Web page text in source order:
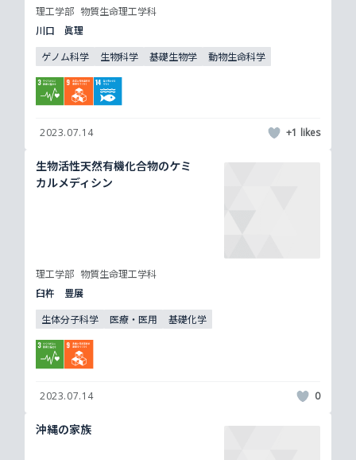
理工学部 物質生命理工学科
川口 眞理
ゲノム科学
生物科学 基礎生物学 動物生命科学
2023.07.14 +1
生物活性天然有機化合物のケミ
カルメディシン
理工学部 物質生命理工学科
臼杵 豊展
生体分子科学
医療・医用 基礎化学
2023.07.14 0
沖縄の家族